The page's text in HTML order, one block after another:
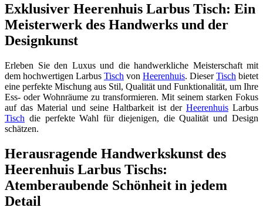
Exklusiver Heerenhuis Larbus Tisch: Ein
Meisterwerk des Handwerks und der
Designkunst
Erleben Sie den Luxus und die handwerkliche Meisterschaft mit
dem hochwertigen Larbus Tisch von Heerenhuis. DieserTisch bietet
eine perfekte Mischung aus Stil, Qualität und Funktionalität, um Ihre
Ess- oder Wohnräume zu transformieren. Mit seinem starken Fokus
auf das Material und seine Haltbarkeit ist der Heerenhuis Larbus
Tisch die perfekte Wahl für diejenigen, die Qualität und Design
schätzen.
Herausragende Handwerkskunst des
Heerenhuis Larbus Tischs:
Atemberaubende Schönheit in jedem
Detail